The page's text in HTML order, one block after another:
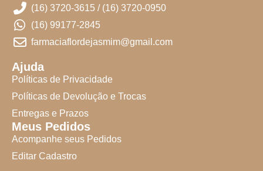
(16) 3720-3615 / (16) 3720-0950
(16) 99177-2845
farmaciaflordejasmim@gmail.com
Ajuda
Políticas de Privacidade
Políticas de Devolução e Trocas
Entregas e Prazos
Meus Pedidos
Acompanhe seus Pedidos
Editar Cadastro